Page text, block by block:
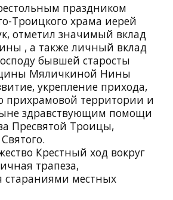
праздником
Троицкого храма иерей
отметил значимый вклад
, а также личный вклад
бывшей старосты
Мяличкиной Нины
укрепление прихода,
прихрамовой территории и
здравствующим помощи
Пресвятой Троицы,
Крестный ход вокруг
трапеза,
стараниями местных